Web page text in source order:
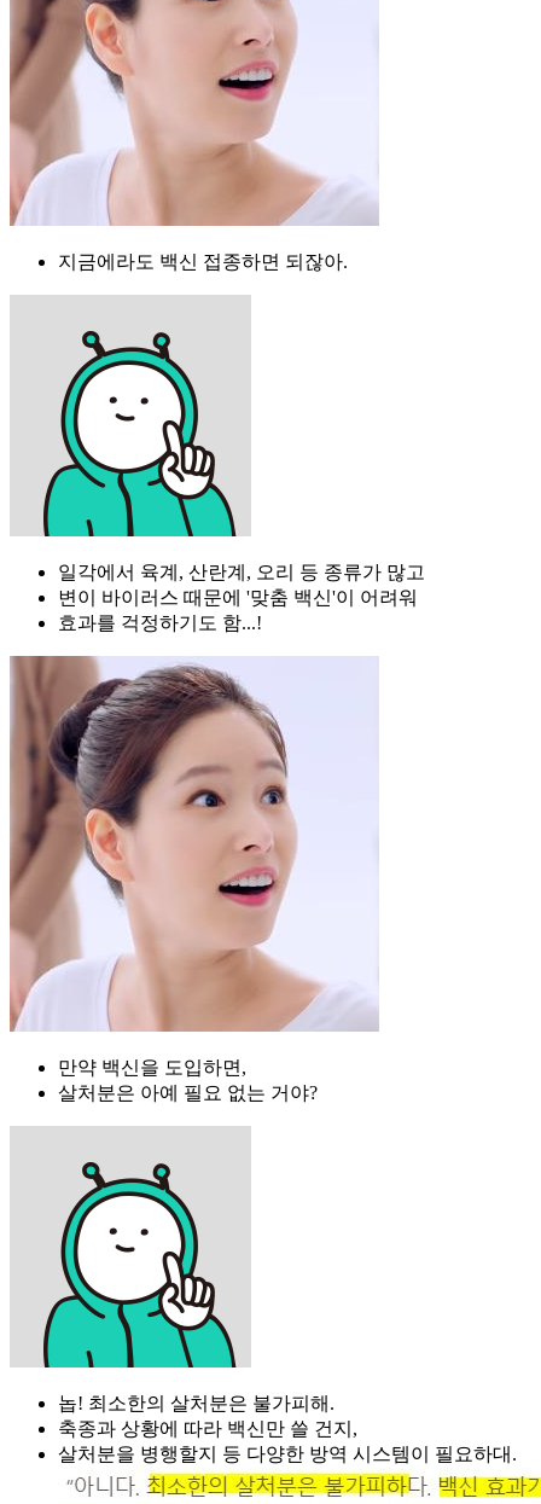
지금에라도 백신 접종하면 되잖아.
일각에서 육계, 산란계, 오리 등 종류가 많고
변이 바이러스 때문에 '맞춤 백신'이 어려워
효과를 걱정하기도 함...!
만약 백신을 도입하면,
살처분은 아예 필요 없는 거야?
놉! 최소한의 살처분은 불가피해.
축종과 상황에 따라 백신만 쓸 건지,
살처분을 병행할지 등 다양한 방역 시스템이 필요하대.